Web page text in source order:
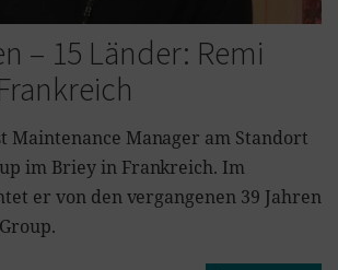
– 15 Länder: Remi
Maintenance Manager am Standort
im Briey in Frankreich. Im
er von den vergangenen 39 Jahren